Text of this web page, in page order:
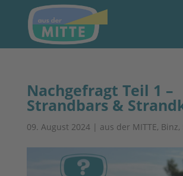
Nachgefragt Teil 1 –
Strandbars &
09. August 2024| aus der MITTE, Binz,